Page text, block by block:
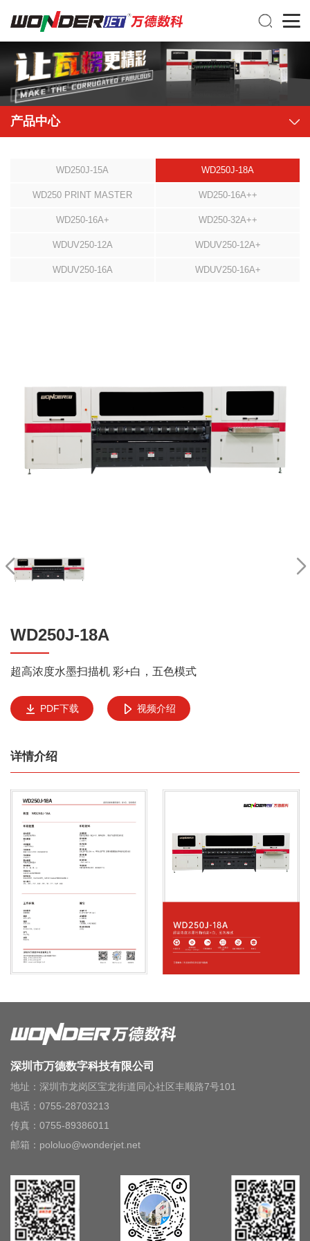
产品中心
WD250J-15A WD250J-18A
WD250 PRINT MASTER WD250-16A++
WD250-16A+ WD250-32A++
WDUV250-12A WDUV250-12A+
WDUV250-16A WDUV250-16A+
WD250J-18A
超高浓度水墨扫描机 彩+白，五色模式
PDF下载 视频介绍
详情介绍
深圳市万德数字科技有限公司
地址：深圳市龙岗区宝龙街道同心社区丰顺路7号101
电话：0755-28703213
传真：0755-89386011
邮箱：pololuo@wonderjet.net